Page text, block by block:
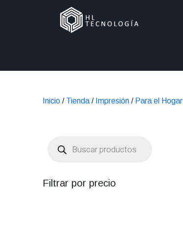
Inicio / Tienda / Impresión / Para el Hogar
productos
Filtrar por precio